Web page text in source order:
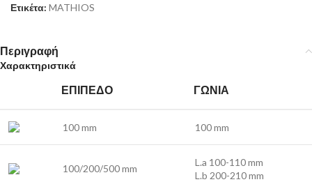
Ετικέτα: MATHIOS
Περιγραφή
Χαρακτηριστικά
ΕΠΊΠΕΔΟ ΓΩΝΊΑ
100 mm 100 mm
100/200/500 mm
L.a 100-110 mm
L.b 200-210 mm